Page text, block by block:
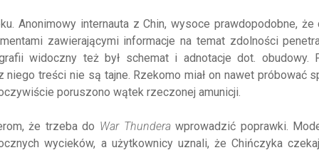
Anonimowy internauta z Chin, wysoce prawdopodobne, że
zawierającymi informacje na temat zdolności
widoczny też był schemat i adnotacje dot. obudowy.
treści nie są tajne. Rzekomo miał on nawet próbować
poruszono wątek rzeczonej amunicji.
że trzeba do War Thunderawprowadzić poprawki.
wycieków, a użytkownicy uznali, że Chińczyka